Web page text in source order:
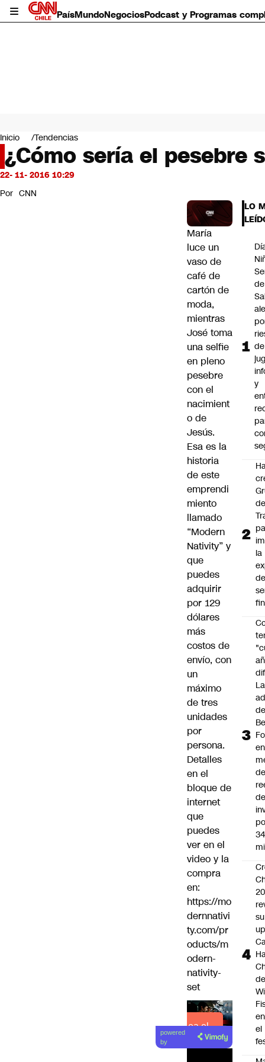
PaísMundoNegociosPodcast y Programas
Mundo
Negocios
Deportes
Programas completos
Servicios
Inicio Tendencias
¿Cómo sería el pesebre
22- 11- 2016 10:29
Por CNN
María
luce un
vaso de
café de
cartón de
moda,
mientras
José toma
una selfie
en pleno
pesebre
con el
nacimient
o de
Jesús.
Esa es la
historia
de este
emprendi
miento
llamado
“Modern
Nativity” y
que
puedes
adquirir
por 129
dólares
más
costos de
envío, con
un
máximo
de tres
unidades
por
persona.
Detalles
en el
bloque de
internet
que
puedes
ver en el
video y la
compra
en:
https://mo
dernnativi
ty.com/pr
oducts/m
odern-
nativity-
set
Lea el
artículo
powered
by
LO
de
de
y
de
la
de
La
de
en
de
de
de
el